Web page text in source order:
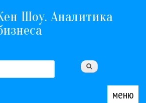
к основному содержанию
Шоу. Аналитика
меню